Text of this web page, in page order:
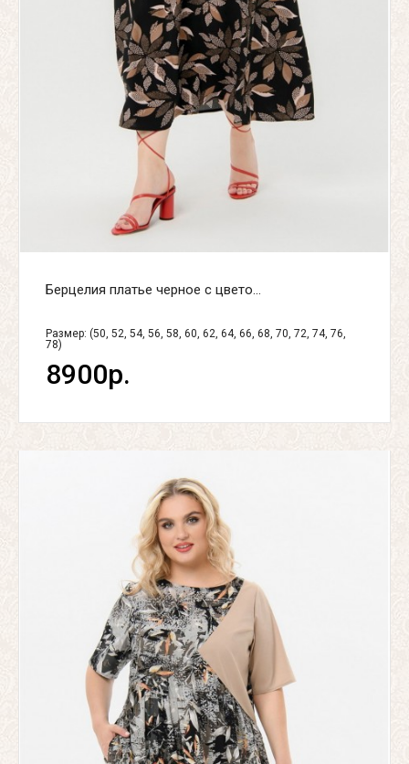
Берцелия платье черное с цвето...
Размер: (50, 52, 54, 56, 58, 60, 62, 64, 66, 68, 70, 72, 74, 76,
78)
8900р.